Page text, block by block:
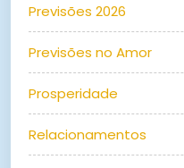
Previsões 2026
Previsões no Amor
Prosperidade
Relacionamentos